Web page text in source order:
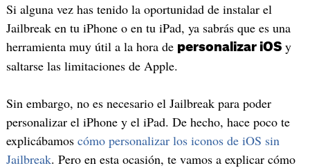
Si alguna vez has tenido la oportunidad de instalar el
Jailbreak en tu iPhone o en tu iPad, ya sabrás que es una
herramienta muy útil a la hora de personalizar iOSy
saltarse las limitaciones de Apple.
Sin embargo, no es necesario el Jailbreak para poder
personalizar el iPhone y el iPad. De hecho, hace poco te
explicábamos cómo personalizar los iconos de iOS sin
Jailbreak. Pero en esta ocasión, te vamos a explicar cómo